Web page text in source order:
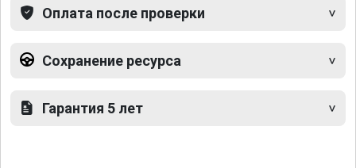
Оплата после проверки
Сохранение ресурса
Гарантия 5 лет